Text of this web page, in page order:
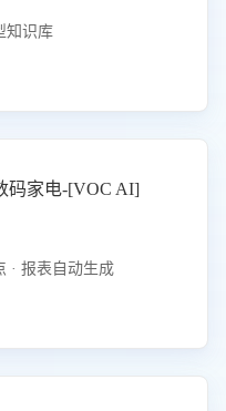
知识库
码家电-[VOC AI]
· 报表自动生成